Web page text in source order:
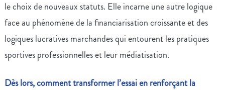
le choix de nouveaux statuts. Elle incarne une autre logique
face au phénomène de la financiarisation croissante et des
logiques lucratives marchandes qui entourent les pratiques
sportives professionnelles et leur médiatisation.
Dès lors, comment transformer l’essai en renforçant la